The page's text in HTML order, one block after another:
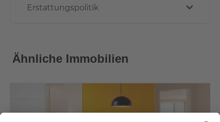
Erstattungspolitik
Ähnliche Immobilien